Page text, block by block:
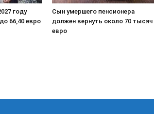
году
66,40 евро
Сын умершего пенсионера
должен вернуть около 70 тысяч
евро